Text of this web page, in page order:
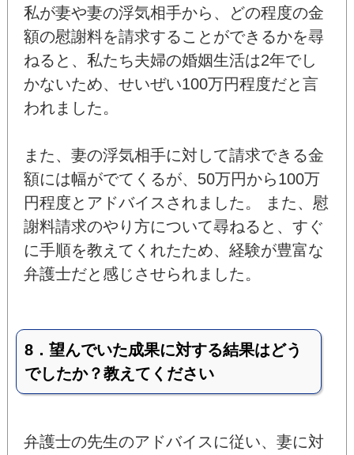
私が妻や妻の浮気相手から、どの程度の金
額の慰謝料を請求することができるかを尋
ねると、私たち夫婦の婚姻生活は2年でし
かないため、せいぜい100万円程度だと言
われました。
また、妻の浮気相手に対して請求できる金
額には幅がでてくるが、50万円から100万
円程度とアドバイスされました。 また、慰
謝料請求のやり方について尋ねると、すぐ
に手順を教えてくれたため、経験が豊富な
弁護士だと感じさせられました。
8．望んでいた成果に対する結果はどう
でしたか？教えてください
弁護士の先生のアドバイスに従い、妻に対